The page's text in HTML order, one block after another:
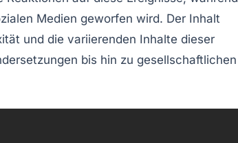
Medien geworfen wird. Der Inhalt
und die variierenden Inhalte dieser
bis hin zu gesellschaftlichen